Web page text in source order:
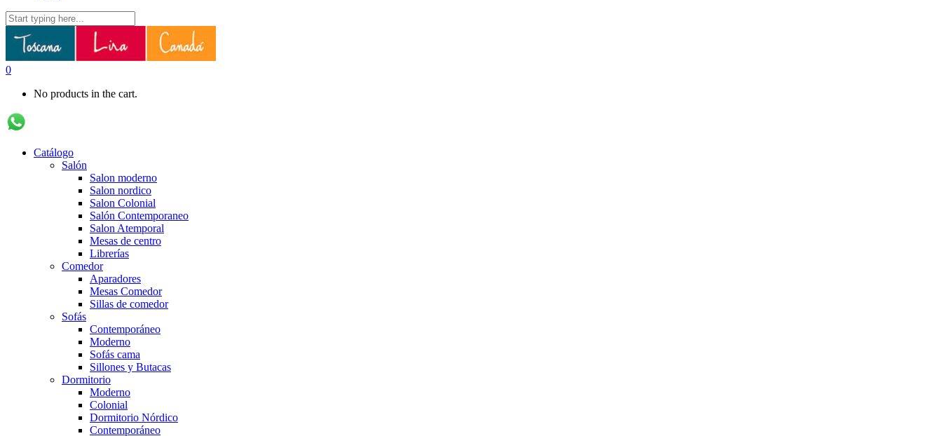
0
No products in the cart.
Catálogo
Salón
Salon moderno
Salon nordico
Salon Colonial
Salón Contemporaneo
Salon Atemporal
Mesas de centro
Librerías
Comedor
Aparadores
Mesas Comedor
Sillas de comedor
Sofás
Contemporáneo
Moderno
Sofás cama
Sillones y Butacas
Dormitorio
Moderno
Colonial
Dormitorio Nórdico
Contemporáneo